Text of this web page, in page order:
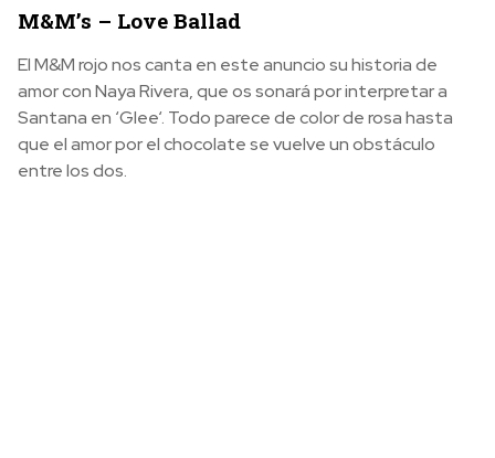
M&M’s – Love Ballad
El M&M rojo nos canta en este anuncio su historia de
amor con Naya Rivera, que os sonará por interpretar a
Santana en ‘Glee‘. Todo parece de color de rosa hasta
que el amor por el chocolate se vuelve un obstáculo
entre los dos.